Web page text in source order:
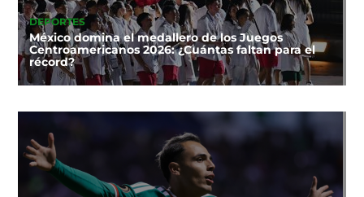
DEPORTES
México domina el medallero de los Juegos
Centroamericanos 2026: ¿Cuántas faltan para el
récord?